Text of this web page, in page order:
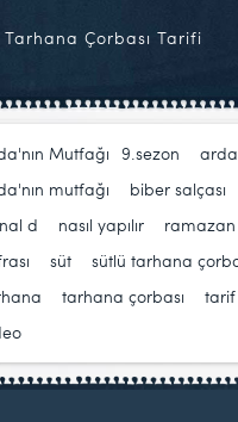
Tarhana Çorbası Tarifi
Mutfağı 9.sezon
mutfağı
biber salçası
d
nasıl yapılır ramazan
süt sütlü tarhana
tarhana çorbası tarif